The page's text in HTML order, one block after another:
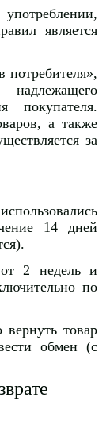
является
потребителя»,
покупателя.
а также
за
14 дней
2 недель и
по
товар
обмен (с